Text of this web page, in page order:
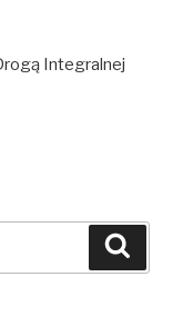
Integralnej